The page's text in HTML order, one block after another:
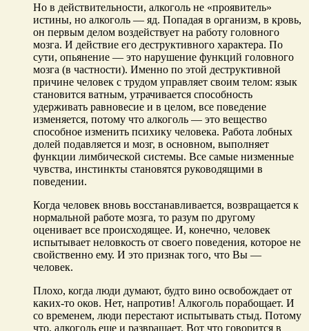
Но в действительности, алкоголь не «проявитель»
истины, но алкоголь — яд. Попадая в организм, в кровь,
он первым делом воздействует на работу головного
мозга. И действие его деструктивного характера. По
сути, опьянение — это нарушение функций головного
мозга (в частности). Именно по этой деструктивной
причине человек с трудом управляет своим телом: язык
становится ватным, утрачивается способность
удерживать равновесие и в целом, все поведение
изменяется, потому что алкоголь — это вещество
способное изменить психику человека. Работа лобных
долей подавляется и мозг, в основном, выполняет
функции лимбической системы. Все самые низменные
чувства, инстинкты становятся руководящими в
поведении.
Когда человек вновь восстанавливается, возвращается к
нормальной работе мозга, то разум по другому
оценивает все происходящее. И, конечно, человек
испытывает неловкость от своего поведения, которое не
свойственно ему. И это признак того, что Вы —
человек.
Плохо, когда люди думают, будто вино освобождает от
каких-то оков. Нет, напротив! Алкоголь порабощает. И
со временем, люди перестают испытывать стыд. Потому
что, алкоголь еще и развращает. Вот что говорится в